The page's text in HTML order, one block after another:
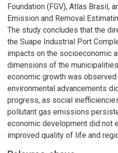
Foundation (FGV), Atlas Brasil,
Emission and Removal
The study concludes that the
the Suape Industrial Port
impacts on the socioeconomic
dimensions of the
economic growth was
environmental advancements
progress, as social
pollutant gas emissions
economic development did not
improved quality of life and